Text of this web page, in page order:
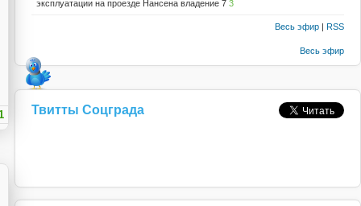
эксплуатации на проезде Нансена владение 7 3
Весь эфир| RSS
Весь эфир
Твитты Соцграда